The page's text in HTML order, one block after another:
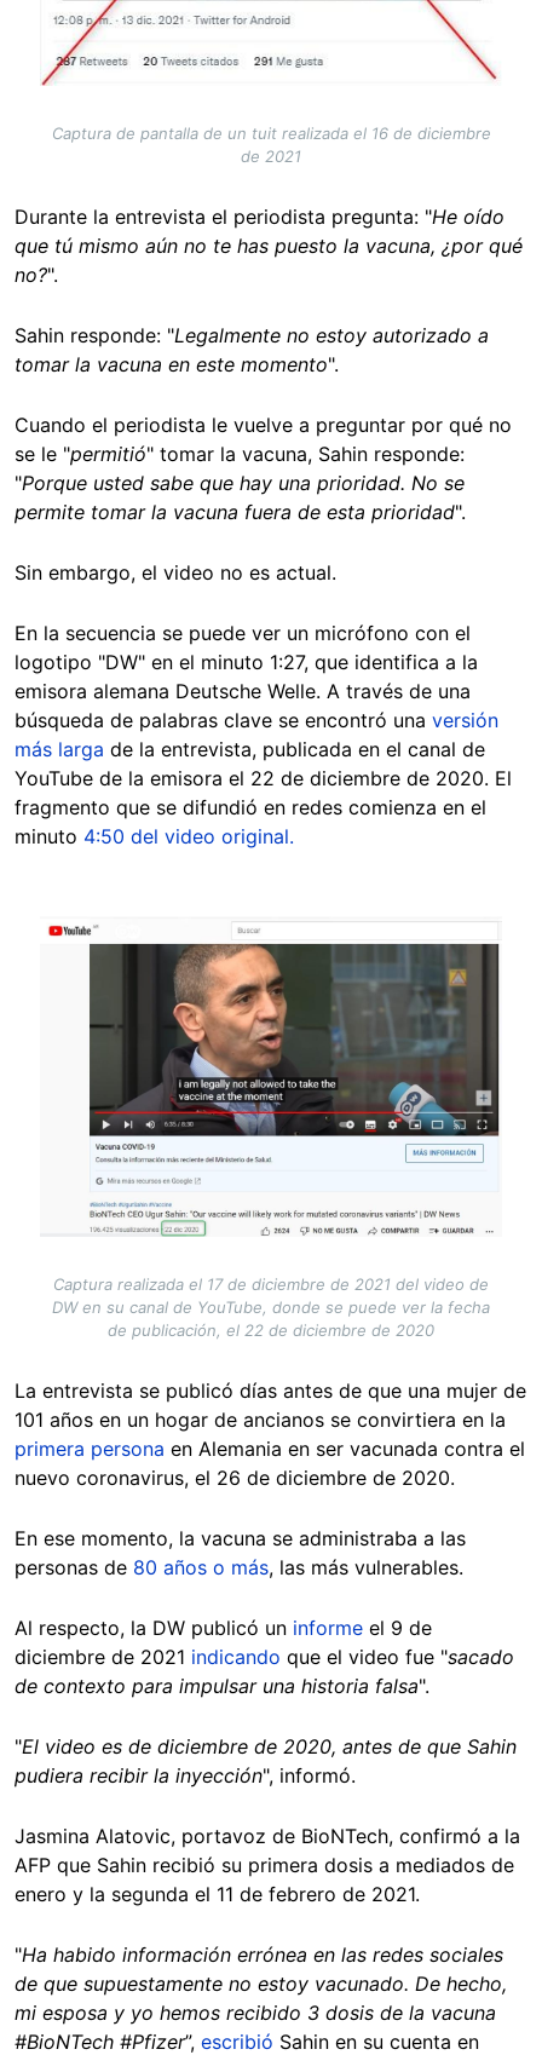
Captura de pantalla de un tuit realizada el 16 de diciembre
de 2021
Durante la entrevista el periodista pregunta: "He oído
que tú mismo aún no te has puesto la vacuna, ¿por qué
no?".
Sahin responde: "Legalmente no estoy autorizado a
tomar la vacuna en este momento".
Cuando el periodista le vuelve a preguntar por qué no
se le "permitió" tomar la vacuna, Sahin responde:
"Porque usted sabe que hay una prioridad. No se
permite tomar la vacuna fuera de esta prioridad".
Sin embargo, el video no es actual.
En la secuencia se puede ver un micrófono con el
logotipo "DW" en el minuto 1:27, que identifica a la
emisora alemana Deutsche Welle. A través de una
búsqueda de palabras clave se encontró una versión
más larga de la entrevista, publicada en el canal de
YouTube de la emisora el 22 de diciembre de 2020. El
fragmento que se difundió en redes comienza en el
minuto 4:50 del video original.
Image
Captura realizada el 17 de diciembre de 2021 del video de
DW en su canal de YouTube, donde se puede ver la fecha
de publicación, el 22 de diciembre de 2020
La entrevista se publicó días antes de que una mujer de
101 años en un hogar de ancianos se convirtiera en la
primera persona en Alemania en ser vacunada contra el
nuevo coronavirus, el 26 de diciembre de 2020.
En ese momento, la vacuna se administraba a las
personas de 80 años o más, las más vulnerables.
Al respecto, la DW publicó un informe el 9 de
diciembre de 2021 indicando que el video fue "sacado
de contexto para impulsar una historia falsa".
"El video es de diciembre de 2020, antes de que Sahin
pudiera recibir la inyección", informó.
Jasmina Alatovic, portavoz de BioNTech, confirmó a la
AFP que Sahin recibió su primera dosis a mediados de
enero y la segunda el 11 de febrero de 2021.
"Ha habido información errónea en las redes sociales
de que supuestamente no estoy vacunado. De hecho,
mi esposa y yo hemos recibido 3 dosis de la vacuna
#BioNTech #Pfizer”, escribió Sahin en su cuenta en